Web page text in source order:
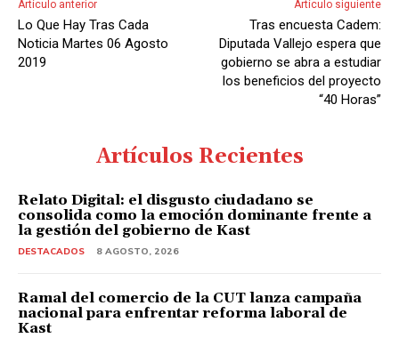
o
r
d
o
Artículo anterior
Lo Que Hay Tras Cada
Noticia Martes 06 Agosto
2019
Artículo siguiente
Tras encuesta Cadem:
Diputada Vallejo espera que
gobierno se abra a estudiar
los beneficios del proyecto
“40 Horas”
Artículos Recientes
Relato Digital: el disgusto ciudadano se
consolida como la emoción dominante frente a
la gestión del gobierno de Kast
DESTACADOS 8 AGOSTO, 2026
Ramal del comercio de la CUT lanza campaña
nacional para enfrentar reforma laboral de
Kast